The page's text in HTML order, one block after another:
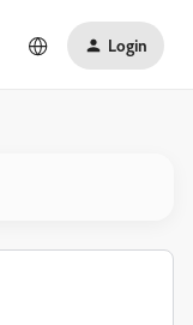
Login